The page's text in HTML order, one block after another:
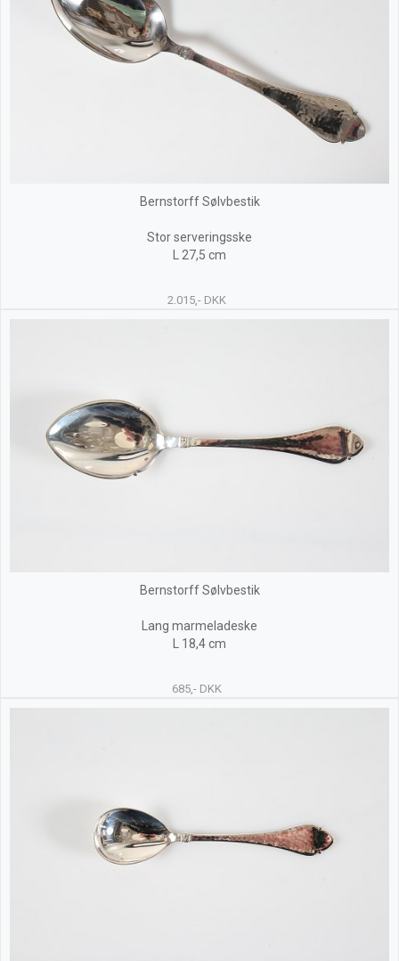
Bernstorff Sølvbestik
Stor serveringsske
L 27,5 cm
2.015,- DKK
Bernstorff Sølvbestik
Lang marmeladeske
L 18,4 cm
685,- DKK